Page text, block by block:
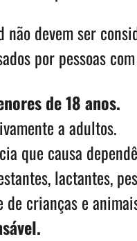
não devem ser
​​por pessoas
de 18 anos.
a adultos.
que causa
lactantes,
de crianças e